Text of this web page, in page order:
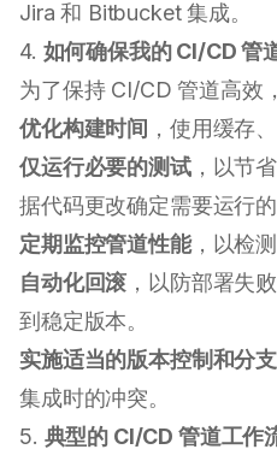
Jira 和 Bitbucket 集成。
4. 如何确保我的 CI/CD 管
为了保持 CI/CD 管道高效
优化构建时间 ，使用缓存
仅运行必要的测试，以节
据代码更改确定需要运行的
定期监控管道性能，以检
自动化回滚 ，以防部署失
到稳定版本。
实施适当的版本控制和分
集成时的冲突。
5. 典型的 CI/CD 管道工作